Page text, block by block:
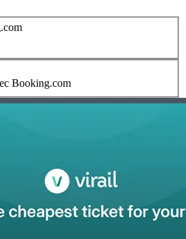
Booking.com